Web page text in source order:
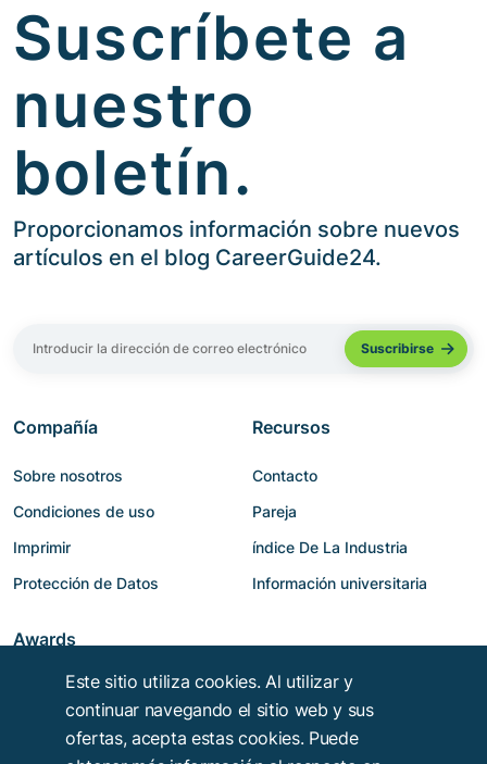
Suscríbete a
nuestro
boletín.
Proporcionamos información sobre nuevos
artículos en el blog CareerGuide24.
Compañía
Sobre nosotros
Condiciones de uso
Imprimir
Protección de Datos
Recursos
Contacto
Pareja
índice De La Industria
Información universitaria
Awards
Este sitio utiliza cookies. Al utilizar y
continuar navegando el sitio web y sus
ofertas, acepta estas cookies. Puede